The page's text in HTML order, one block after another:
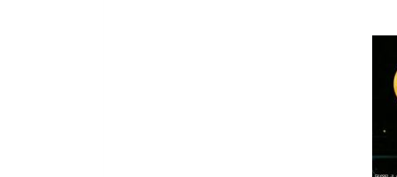
الثالث عشر الهجري